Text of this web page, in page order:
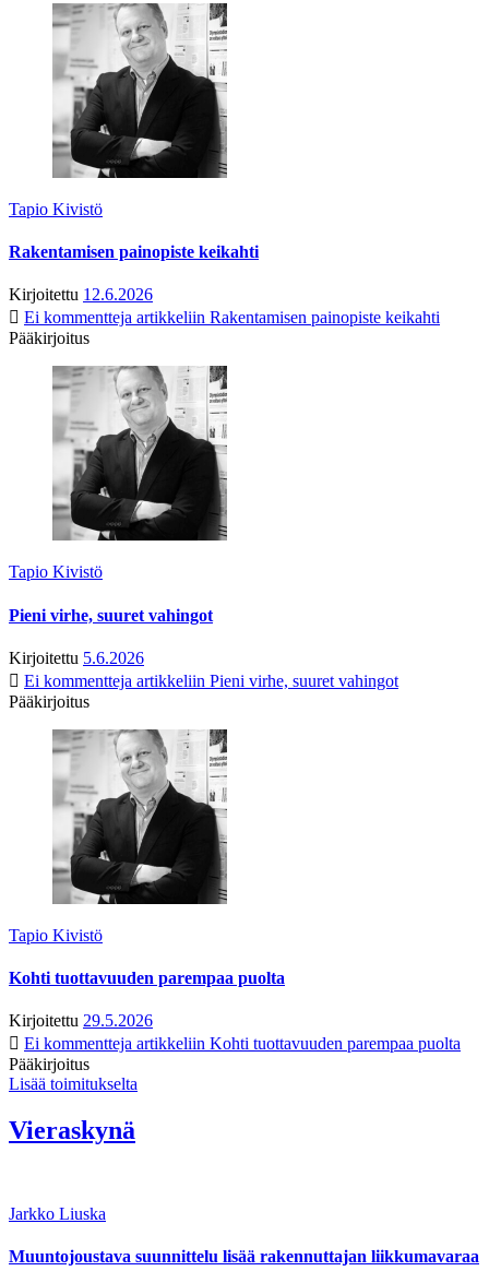
Tapio Kivistö
Rakentamisen painopiste keikahti
Kirjoitettu 12.6.2026
Ei kommentteja artikkeliin Rakentamisen painopiste keikahti
Pääkirjoitus
Tapio Kivistö
Pieni virhe, suuret vahingot
Kirjoitettu 5.6.2026
Ei kommentteja artikkeliin Pieni virhe, suuret vahingot
Pääkirjoitus
Tapio Kivistö
Kohti tuottavuuden parempaa puolta
Kirjoitettu 29.5.2026
Ei kommentteja artikkeliin Kohti tuottavuuden parempaa puolta
Pääkirjoitus
Lisää toimitukselta
Vieraskynä
Jarkko Liuska
Muuntojoustava suunnittelu lisää rakennuttajan liikkumavaraa